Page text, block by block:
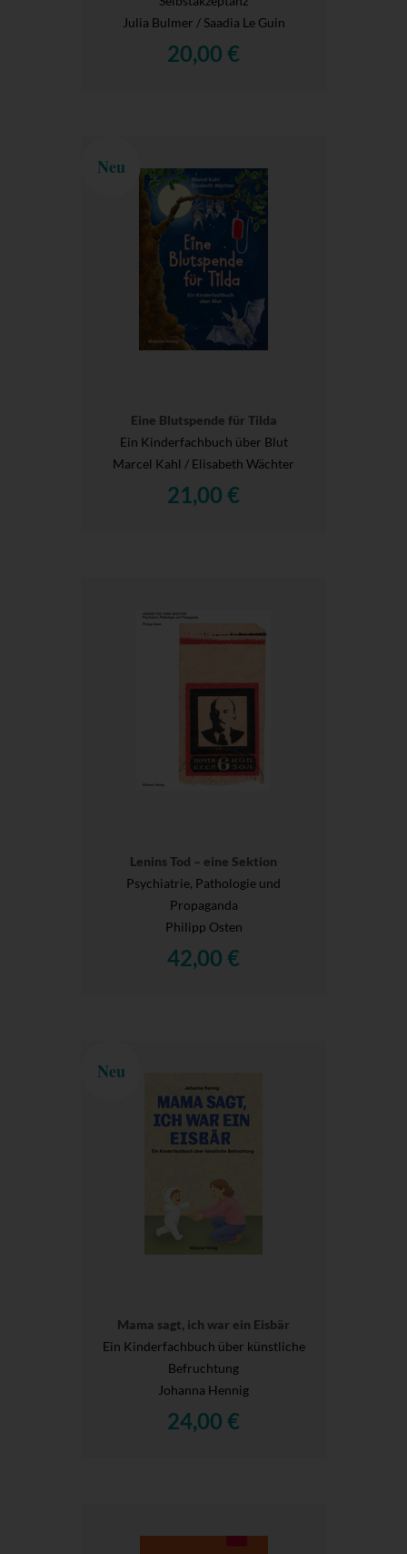
Julia Bulmer / Saadia Le Guin
20,00 €
Neu
Eine Blutspende für Tilda
Ein Kinderfachbuch über Blut
Marcel Kahl / Elisabeth Wächter
21,00 €
Lenins Tod – eine Sektion
Psychiatrie, Pathologie und
Propaganda
Philipp Osten
42,00 €
Neu
Mama sagt, ich war ein Eisbär
Ein Kinderfachbuch über künstliche
Befruchtung
Johanna Hennig
24,00 €